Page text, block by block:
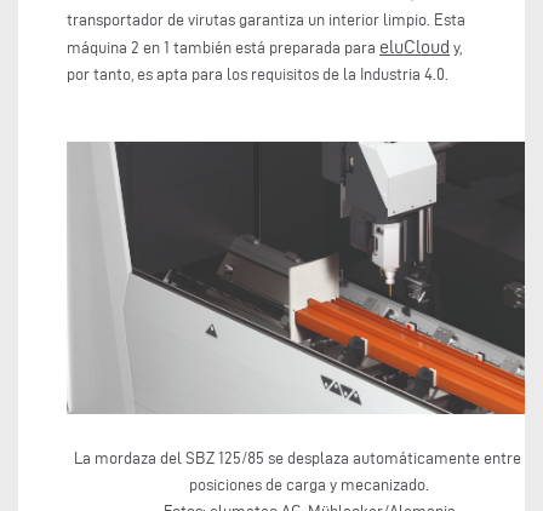
transportador de virutas garantiza un interior limpio. Esta
máquina 2 en 1 también está preparada para eluCloud y,
por tanto, es apta para los requisitos de la Industria 4.0.
La mordaza del SBZ 125/85 se desplaza automáticamente entre
posiciones de carga y mecanizado.